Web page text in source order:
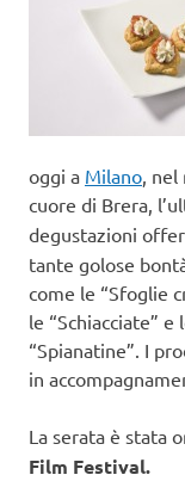
oggi a Milano, nel
cuore di Brera,
degustazioni
tante golose
come le “Sfoglie
le “Schiacciate”
“Spianatine”. I
in
La serata è stata
Film Festival.